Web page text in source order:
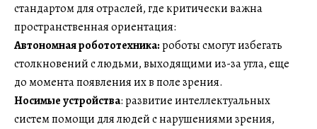
стандартом для отраслей, где критически важна
пространственная ориентация:
Автономная робототехника:роботы смогут избегать
столкновений с людьми, выходящими из-за угла, еще
до момента появления их в поле зрения.
Носимые устройства: развитие интеллектуальных
систем помощи для людей с нарушениями зрения,